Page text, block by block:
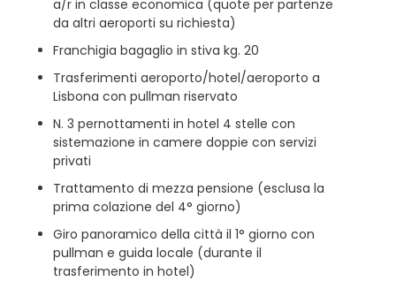
a/r in classe economica (quote per partenze
da altri aeroporti su richiesta)
Franchigia bagaglio in stiva kg. 20
Trasferimenti aeroporto/hotel/aeroporto a
Lisbona con pullman riservato
N. 3 pernottamenti in hotel 4 stelle con
sistemazione in camere doppie con servizi
privati
Trattamento di mezza pensione (esclusa la
prima colazione del 4° giorno)
Giro panoramico della città il 1° giorno con
pullman e guida locale (durante il
trasferimento in hotel)